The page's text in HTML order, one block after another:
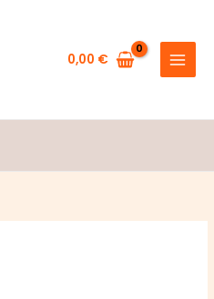
0,00 €